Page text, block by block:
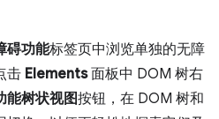
碍功能标签页中浏览单独的无障
击 Elements面板中 DOM 树右
能树状视图按钮，在 DOM 树和